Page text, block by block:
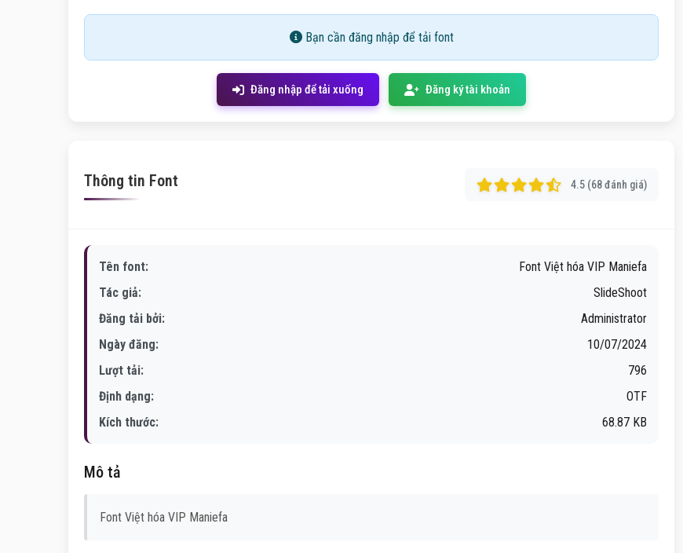
Bạn cần đăng nhập để tải font
Đăng nhập để tải xuống Đăng ký tài khoản
Thông tin Font 4.5 (68 đánh giá)
Tên font:
Font Việt hóa VIP Maniefa
Tác giả:
SlideShoot
Đăng tải bởi:
Administrator
Ngày đăng:
10/07/2024
Lượt tải:
796
Định dạng:
OTF
Kích thước:
68.87 KB
Mô tả
Font Việt hóa VIP Maniefa